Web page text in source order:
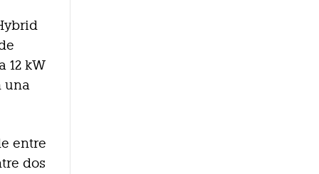
12 kW
una
entre
dos